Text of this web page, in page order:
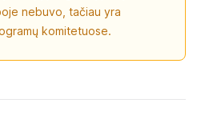
nebuvo, tačiau yra
komitetuose.